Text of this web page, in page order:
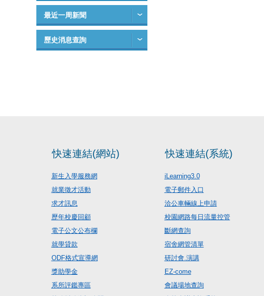
最近一周新聞
歷史消息查詢
快速連結(網站)
新生入學服務網
就業徵才活動
求才訊息
歷年校慶回顧
電子公文公布欄
就學貸款
ODF格式宣導網
獎助學金
系所評鑑專區
快速連結(系統)
iLearning3.0
電子郵件入口
洽公車輛線上申請
校園網路每日流量控管
斷網查詢
宿舍網管清單
研討會.演講
EZ-come
會議場地查詢